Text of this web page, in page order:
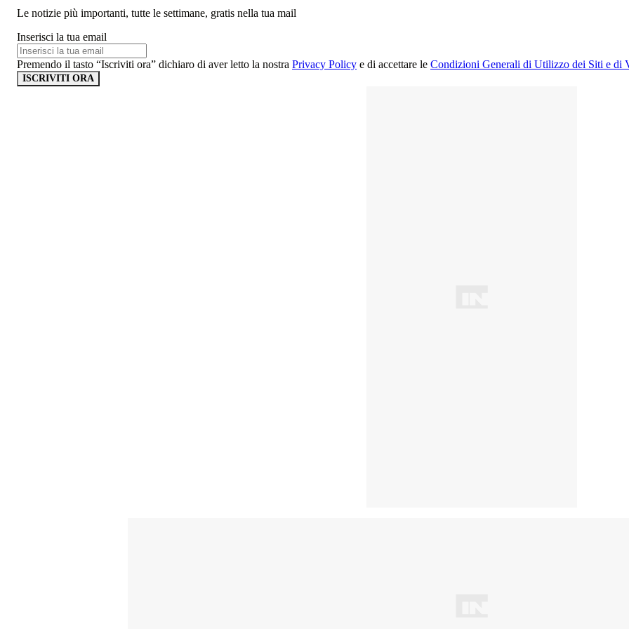
Le notizie più importanti, tutte le settimane, gratis nella tua mail
Inserisci la tua email
Premendo il tasto “Iscriviti ora” dichiaro di aver letto la nostra Privacy Policy e di accettare le Condizioni Generali di Utilizzo dei Siti e di
ISCRIVITI ORA